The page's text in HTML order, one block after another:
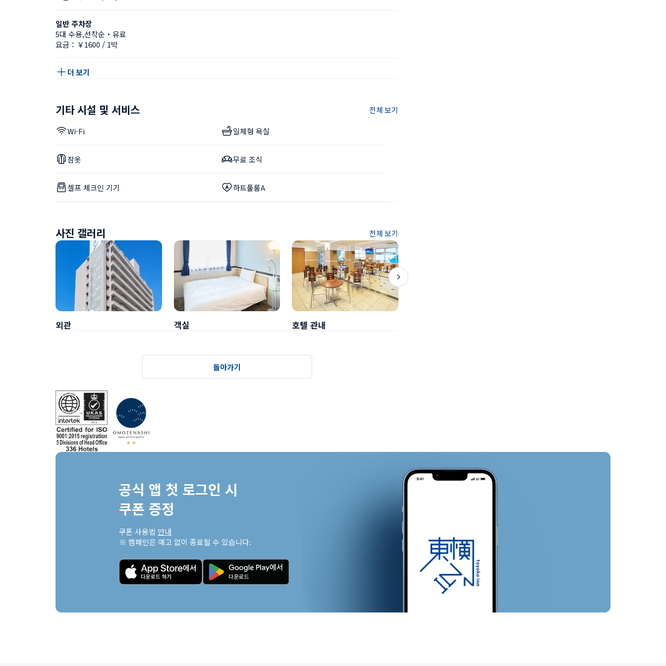
일반 주차장
5대 수용,선착순・유료
요금：￥1600 / 1박
더 보기
기타 시설 및 서비스 전체 보기
Wi-Fi 일체형 욕실
잠옷 무료 조식
셀프 체크인 기기 하트풀룸A
사진 갤러리 전체 보기
외관 객실 호텔 관내
돌아가기
공식 앱 첫 로그인 시
쿠폰 증정
쿠폰 사용법 안내
※ 캠페인은 예고 없이 종료될 수 있습니다.